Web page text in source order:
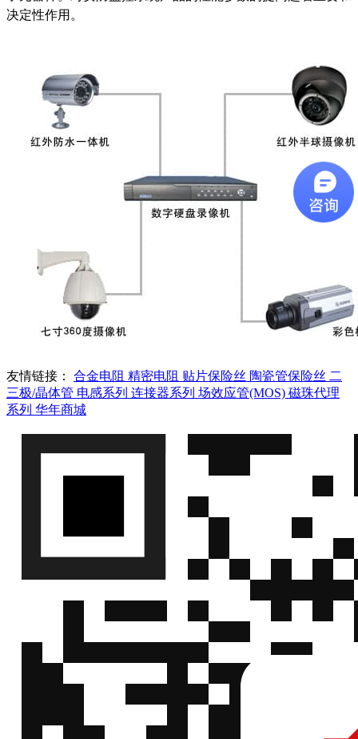
决定性作用。
友情链接： 合金电阻 精密电阻 贴片保险丝 陶瓷管保险丝 二
三极/晶体管 电感系列 连接器系列 场效应管(MOS) 磁珠代理
系列 华年商城